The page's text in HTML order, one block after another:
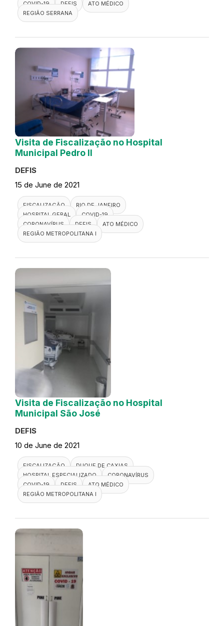
COVID-19 DEFIS
ATO MÉDICO
REGIÃO SERRANA
Visita de Fiscalização no Hospital
Municipal Pedro II
DEFIS
15 de June de 2021
FISCALIZAÇÃO
RIO DE JANEIRO
HOSPITAL GERAL
COVID-19
CORONAVÍRUS
DEFIS
ATO MÉDICO
REGIÃO METROPOLITANA I
Visita de Fiscalização no Hospital
Municipal São José
DEFIS
10 de June de 2021
FISCALIZAÇÃO
DUQUE DE CAXIAS
HOSPITAL ESPECIALIZADO
CORONAVÍRUS
COVID-19
DEFIS
ATO MÉDICO
REGIÃO METROPOLITANA I